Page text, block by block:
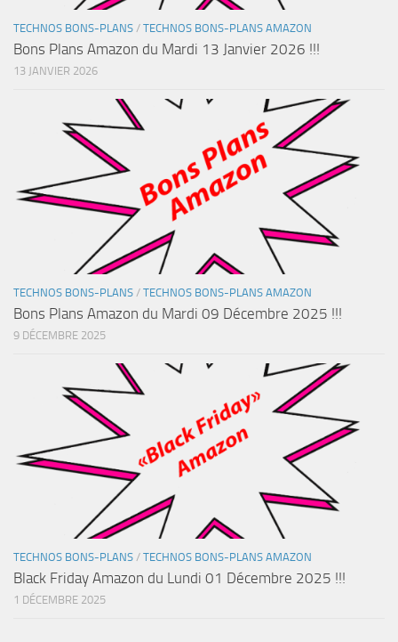
TECHNOS BONS-PLANS / TECHNOS BONS-PLANS AMAZON
Bons Plans Amazon du Mardi 13 Janvier 2026 !!!
13 JANVIER 2026
TECHNOS BONS-PLANS / TECHNOS BONS-PLANS AMAZON
Bons Plans Amazon du Mardi 09 Décembre 2025 !!!
9 DÉCEMBRE 2025
TECHNOS BONS-PLANS / TECHNOS BONS-PLANS AMAZON
Black Friday Amazon du Lundi 01 Décembre 2025 !!!
1 DÉCEMBRE 2025